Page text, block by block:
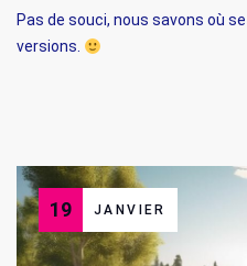
Pas de souci, nous savons où
versions.
19 JANVIER